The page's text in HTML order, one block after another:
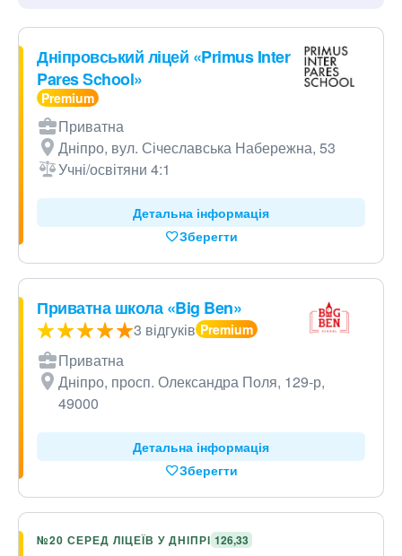
Дніпровський ліцей «Primus Inter
Pares School»
Приватна
Дніпро, вул. Січеславська Набережна, 53
Учні/освітяни 4:1
Детальна інформація
Зберегти
Приватна школа «Big Ben»
3 відгуків
Приватна
Дніпро, просп. Олександра Поля, 129-р,
49000
Детальна інформація
Зберегти
№20 СЕРЕД ЛІЦЕЇВ У ДНІПРІ 126,33